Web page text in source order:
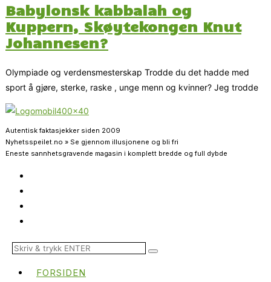
Babylonsk kabbalah og
Kuppern, Skøytekongen Knut
Johannesen?
Olympiade og verdensmesterskap Trodde du det hadde med
sport å gjøre, sterke, raske , unge menn og kvinner? Jeg trodde
Autentisk faktasjekker siden 2009
Nyhetsspeilet.no » Se gjennom illusjonene og bli fri
Eneste sannhetsgravende magasin i komplett bredde og full dybde
FORSIDEN